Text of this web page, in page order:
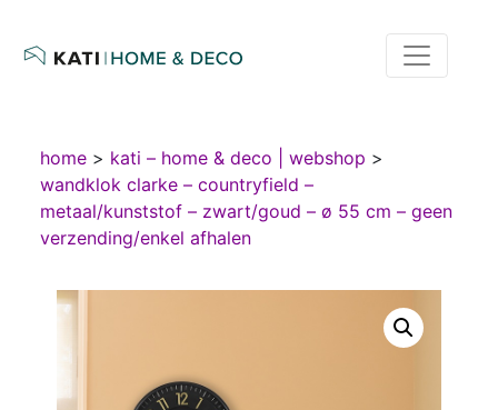
home > kati – home & deco | webshop >
wandklok clarke – countryfield –
metaal/kunststof – zwart/goud – ø 55 cm – geen
verzending/enkel afhalen